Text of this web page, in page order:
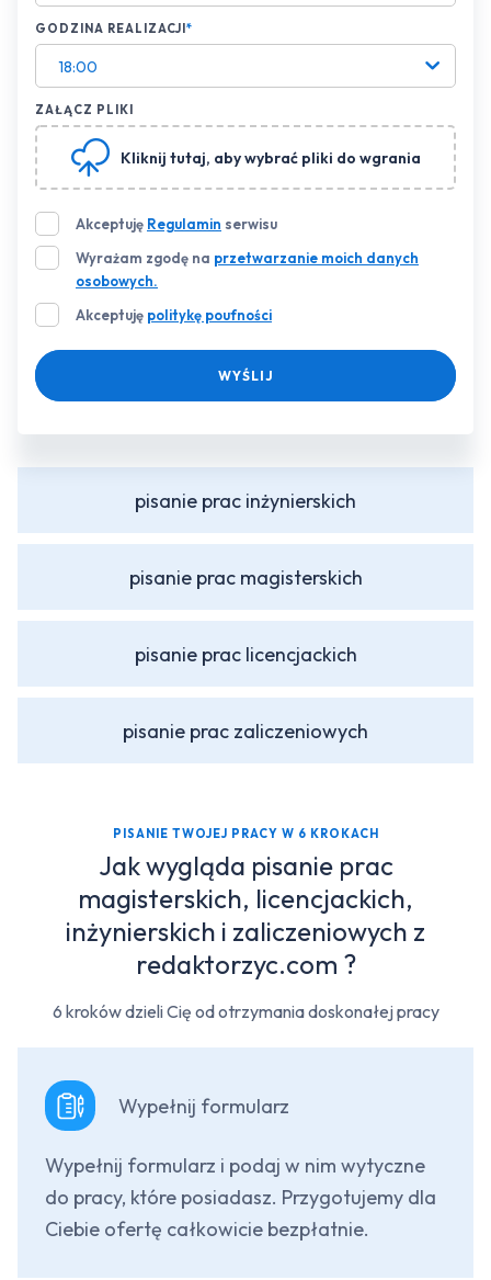
GODZINA REALIZACJI *
18:00
ZAŁĄCZ PLIKI
Kliknij tutaj, aby wybrać pliki do wgrania
Akceptuję Regulamin serwisu
Wyrażam zgodę na przetwarzanie moich danych
osobowych.
Akceptuję politykę poufności
WYŚLIJ
pisanie prac inżynierskich
pisanie prac magisterskich
pisanie prac licencjackich
pisanie prac zaliczeniowych
PISANIE TWOJEJ PRACY W 6 KROKACH
Jak wygląda pisanie prac
magisterskich, licencjackich,
inżynierskich i zaliczeniowych z
redaktorzyc.com ?
6 kroków dzieli Cię od otrzymania doskonałej pracy
Wypełnij formularz
Wypełnij formularz i podaj w nim wytyczne
do pracy, które posiadasz. Przygotujemy dla
Ciebie ofertę całkowicie bezpłatnie.